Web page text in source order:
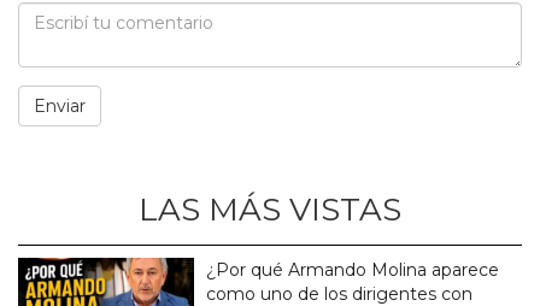
LAS MÁS VISTAS
¿Por qué Armando Molina aparece
como uno de los dirigentes con